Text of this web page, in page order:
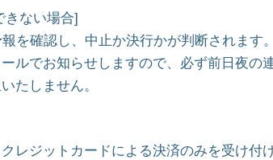
きない場合]
を確認し、中止か決行かが判断されます。
ルでお知らせしますので、必ず前日夜の
たしません。
レジットカードによる決済のみを受け付